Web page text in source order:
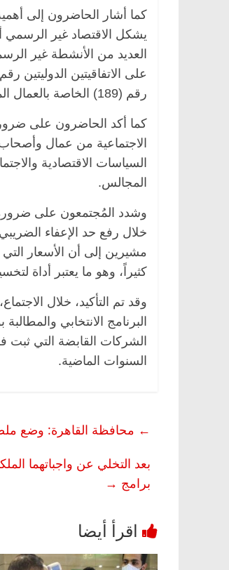
كما أشار الحاضرون إلى
العديد من الأنشطة غير
رقم (189) الخاصة بالعمال المنزليين.
كما أكد الحاضرون على
الاجتماعية من عمال
السياسات الاقتصادية
المجالس.
وشدد المُجتمعون على ضرورة
خلال رفع حد الإعفاء
مشيرين إلى أن الأسعار
كثيراً، وهو ما يعتبر أداة
وقد تم التأكيد، خلال
البرنامج الانتخابي
الشركات القابضة التي ثبت
السنوات الماضية.
← محافظة القاهرة: وضع ملصق على
بعد التخلي عن واجباتهما
برامج →
للحرية (بروفايل)
26
عبدالخالق فاروق.. خبير اقتصادي
بذكرى ميلاده وحيداً على أبواب